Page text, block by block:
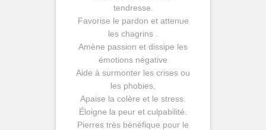
tendresse.
Favorise le pardon et attenue
les chagrins .
Amène passion et dissipe les
émotions négative
Aide à surmonter les crises ou
les phobies,
Apaise la colère et le stress.
Éloigne la peur et culpabilité.
Pierres très bénéfique pour le